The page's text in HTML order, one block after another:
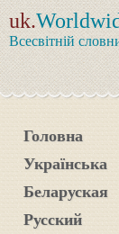
uk.
Всесвітній
Головна
Українська
Беларуская
Русский